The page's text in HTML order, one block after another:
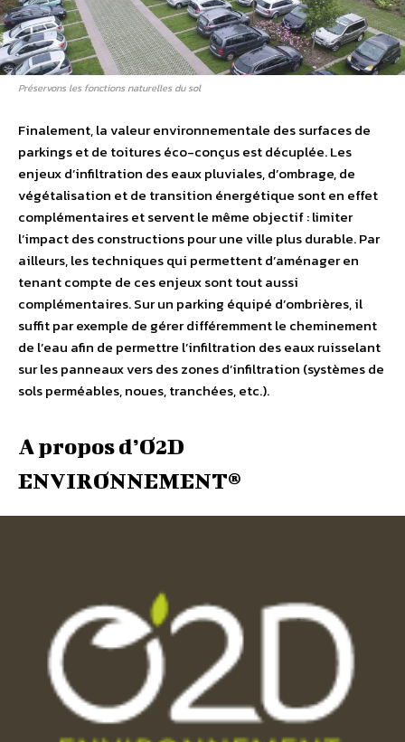
Préservons les fonctions naturelles du sol
Finalement, la valeur environnementale des surfaces de
parkings et de toitures éco-conçus est décuplée. Les
enjeux d’infiltration des eaux pluviales, d’ombrage, de
végétalisation et de transition énergétique sont en effet
complémentaires et servent le même objectif : limiter
l’impact des constructions pour une ville plus durable. Par
ailleurs, les techniques qui permettent d’aménager en
tenant compte de ces enjeux sont tout aussi
complémentaires. Sur un parking équipé d’ombrières, il
suffit par exemple de gérer différemment le cheminement
de l’eau afin de permettre l’infiltration des eaux ruisselant
sur les panneaux vers des zones d’infiltration (systèmes de
sols perméables, noues, tranchées, etc.).
A propos d’O2D
ENVIRONNEMENT®